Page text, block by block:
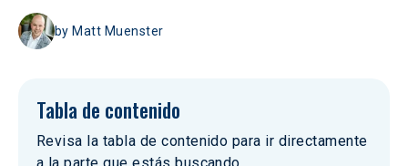
by Matt Muenster
Tabla de contenido
Revisa la tabla de contenido para ir directamente